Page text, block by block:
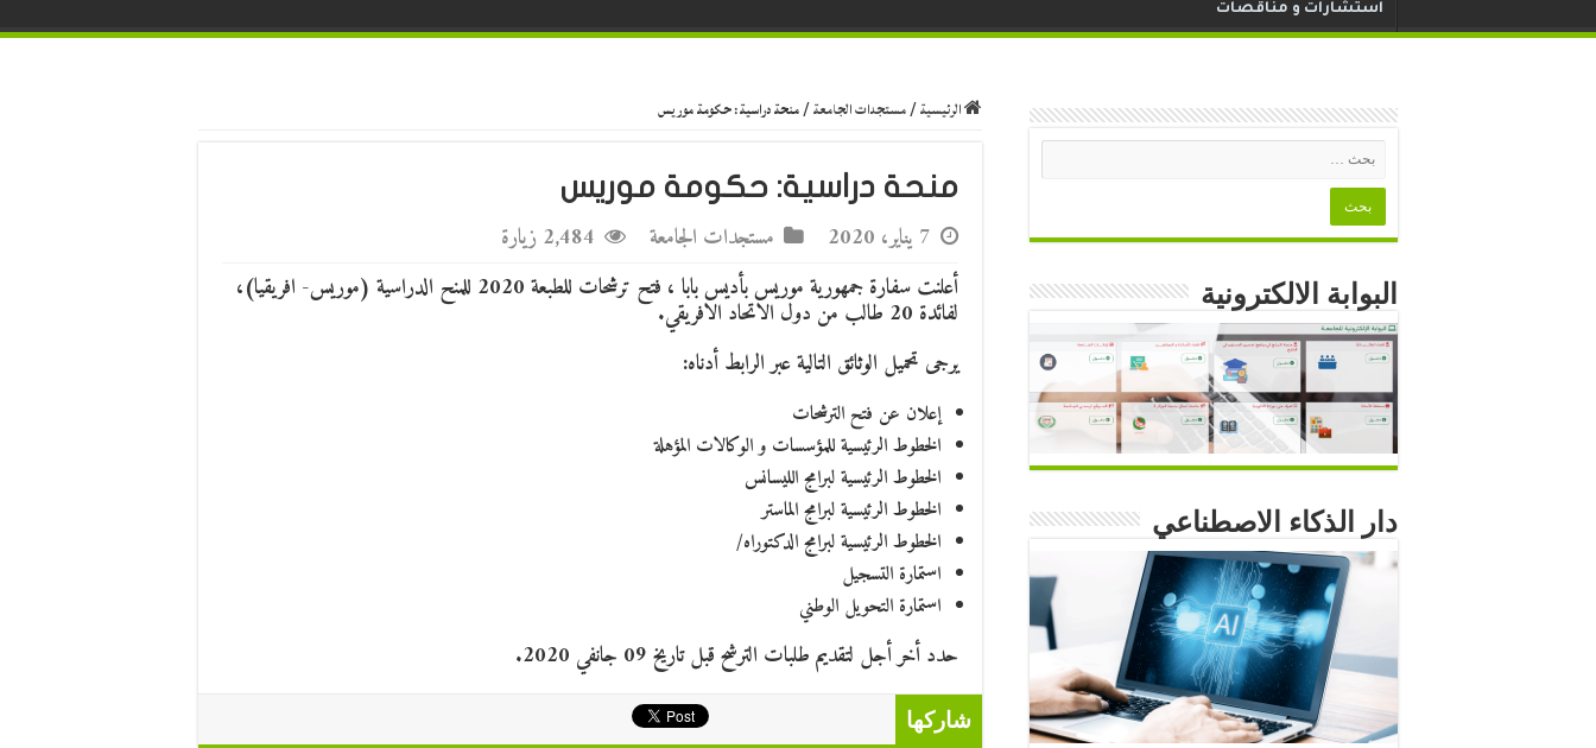
استشارات و مناقصات
الرئيسية/مستجدات الجامعة/منحة دراسية: حكومة موريس
منحة دراسية: حكومة موريس
7 يناير، 2020 مستجدات الجامعة
2,484 زيارة
أعلنت سفارة جمهورية موريس بأديس بابا ، فتح ترشحات للطبعة 2020 للمنح الدراسية (موريس- افريقيا)،
لفائدة 20 طالب من دول الاتحاد الافريقي.
يرجى تحميل الوثائق التالية عبر الرابط أدناه:
إعلان عن فتح الترشحات
الخطوط الرئيسية للمؤسسات و الوكالات المؤهلة
الخطوط الرئيسية لبرامج الليسانس
الخطوط الرئيسية لبرامج الماستر
الخطوط الرئيسية لبرامج الدكتوراه/
استمارة التسجيل
استمارة التحويل الوطني
حدد أخر أجل لتقديم طلبات الترشح قبل تاريخ 09 جانفي 2020.
شاركها
البوابة الالكترونية
دار الذكاء الاصطناعي